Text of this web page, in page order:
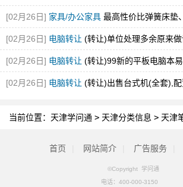
[02月26日] 家具/办公家具 最高性价比弹簧床垫
销[02月26日] 电脑转让 (转让)单位处理多余原来
[02月26日] 电脑转让 (转让)99新的平板电脑本
[02月26日] 电脑转让 (转让)出售台式机(全套),
当前位置： 天津学问通 > 天津分类信息 > 天津
首页 网站简介 广告服务
©Copyright 学问通
电话： 400-000-3150